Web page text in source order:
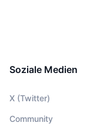
Soziale Medien
X (Twitter)
Community